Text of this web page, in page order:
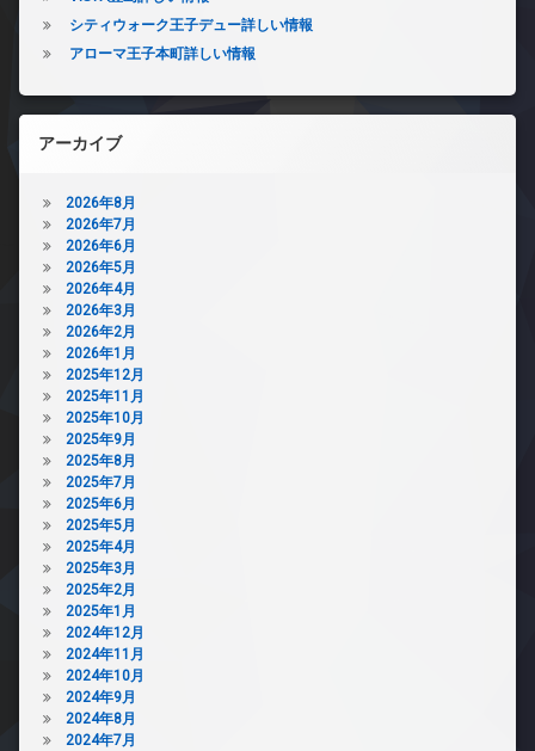
シティウォーク王子デュー詳しい情報
アローマ王子本町詳しい情報
アーカイブ
2026年8月
2026年7月
2026年6月
2026年5月
2026年4月
2026年3月
2026年2月
2026年1月
2025年12月
2025年11月
2025年10月
2025年9月
2025年8月
2025年7月
2025年6月
2025年5月
2025年4月
2025年3月
2025年2月
2025年1月
2024年12月
2024年11月
2024年10月
2024年9月
2024年8月
2024年7月